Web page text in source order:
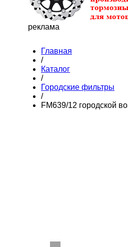
реклама
Главная
/
Каталог
/
Городские фильтры
/
FM639/12 городской